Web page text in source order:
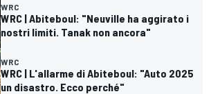
WRC
WRC | Abiteboul: "Neuville ha aggirato i
nostri limiti. Tanak non ancora"
WRC
WRC | L'allarme di Abiteboul: "Auto 2025
un disastro. Ecco perché"